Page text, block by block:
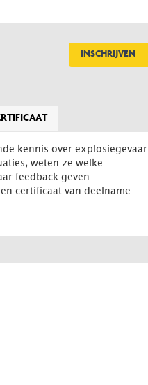
INSCHRIJVEN
kennis over explosiegevaar
weten ze welke
feedback geven.
certificaat van deelname